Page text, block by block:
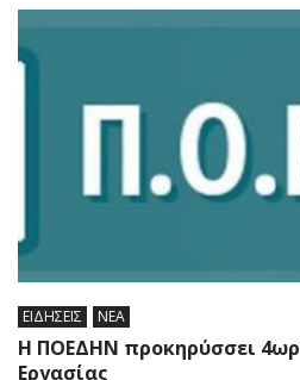
ΕΙΔΗΣΕΙΣ ΝΕΑ
Η ΠΟΕΔΗΝ προκηρύσσει
Εργασίας